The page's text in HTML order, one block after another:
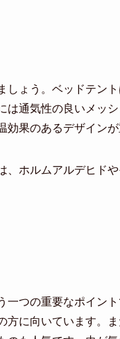
しょう。ベッドテン
は通気性の良いメッ
果のあるデザインが
、ホルムアルデヒド
一つの重要なポイン
方に向いています。